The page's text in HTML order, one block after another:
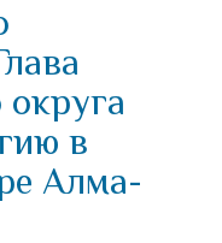
в
Алма-